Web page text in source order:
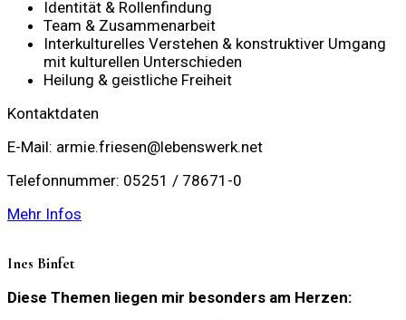
Identität & Rollenfindung
Team & Zusammenarbeit
Interkulturelles Verstehen & konstruktiver Umgang
mit kulturellen Unterschieden
Heilung & geistliche Freiheit
Kontaktdaten
E-Mail: armie.friesen@lebenswerk.net
Telefonnummer: 05251 / 78671-0
Mehr Infos
Ines Binfet
Diese Themen liegen mir besonders am Herzen: